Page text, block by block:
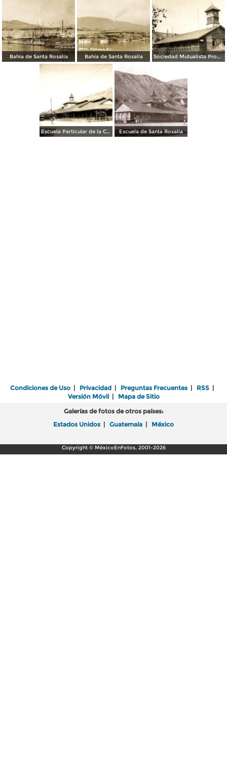
Bahía de Santa Rosalía Bahía de Santa Rosalía Sociedad Mutualista Progreso. Fundada en 1916
Escuela Particular de la Cia. El Boleo Escuela de Santa Rosalía
Condiciones de Uso | Privacidad | Preguntas Frecuentes | RSS |
Versión Móvil| Mapa de Sitio
Galerías de fotos de otros países:
Estados Unidos | Guatemala | México
Copyright © MéxicoEnFotos, 2001-2026